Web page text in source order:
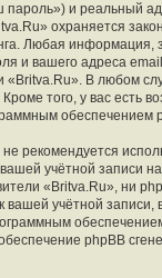
пароль») и реальный
охраняется
Любая информация,
и вашего адреса
В любом
того, у вас есть
обеспечением
рекомендуется
учётной записи
«Britva.Ru», ни
учётной записи,
phpBB